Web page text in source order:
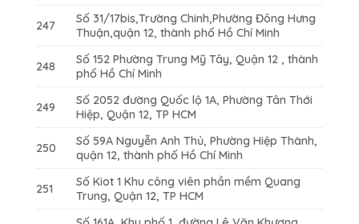
247
Số 31/17bis,Trường Chinh,Phường Đông Hưng
Thuận,quận 12, thành phố Hồ Chí Minh
248
Số 152 Phường Trung Mỹ Tây, Quận 12 , thành
phố Hồ Chí Minh
249
Số 2052 đường Quốc lộ 1A, Phường Tân Thới
Hiệp, Quận 12, TP HCM
250
Số 59A Nguyễn Anh Thủ, Phường Hiệp Thành,
quận 12, thành phố Hồ Chí Minh
251
Số Kiot 1 Khu công viên phần mềm Quang
Trung, Quận 12, TP HCM